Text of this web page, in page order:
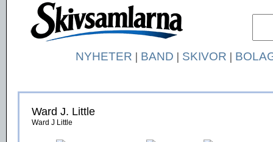
NYHETER | BAND | SKIVOR |
Ward J. Little
Ward J Little